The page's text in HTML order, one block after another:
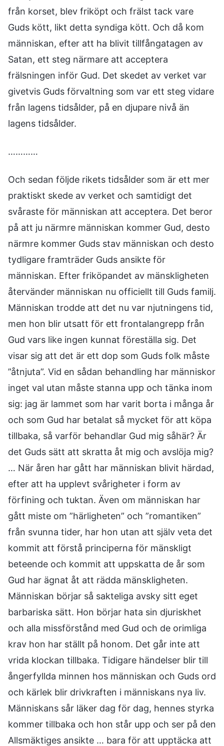
från korset, blev friköpt och frälst tack vare
Guds kött, likt detta syndiga kött. Och då kom
människan, efter att ha blivit tillfångatagen av
Satan, ett steg närmare att acceptera
frälsningen inför Gud. Det skedet av verket var
givetvis Guds förvaltning som var ett steg vidare
från lagens tidsålder, på en djupare nivå än
lagens tidsålder.
…………
Och sedan följde rikets tidsålder som är ett mer
praktiskt skede av verket och samtidigt det
svåraste för människan att acceptera. Det beror
på att ju närmre människan kommer Gud, desto
närmre kommer Guds stav människan och desto
tydligare framträder Guds ansikte för
människan. Efter friköpandet av mänskligheten
återvänder människan nu officiellt till Guds familj.
Människan trodde att det nu var njutningens tid,
men hon blir utsatt för ett frontalangrepp från
Gud vars like ingen kunnat föreställa sig. Det
visar sig att det är ett dop som Guds folk måste
”åtnjuta”. Vid en sådan behandling har människor
inget val utan måste stanna upp och tänka inom
sig: jag är lammet som har varit borta i många år
och som Gud har betalat så mycket för att köpa
tillbaka, så varför behandlar Gud mig såhär? Är
det Guds sätt att skratta åt mig och avslöja mig?
… När åren har gått har människan blivit härdad,
efter att ha upplevt svårigheter i form av
förfining och tuktan. Även om människan har
gått miste om ”härligheten” och ”romantiken”
från svunna tider, har hon utan att själv veta det
kommit att förstå principerna för mänskligt
beteende och kommit att uppskatta de år som
Gud har ägnat åt att rädda mänskligheten.
Människan börjar så sakteliga avsky sitt eget
barbariska sätt. Hon börjar hata sin djuriskhet
och alla missförstånd med Gud och de orimliga
krav hon har ställt på honom. Det går inte att
vrida klockan tillbaka. Tidigare händelser blir till
ångerfyllda minnen hos människan och Guds ord
och kärlek blir drivkraften i människans nya liv.
Människans sår läker dag för dag, hennes styrka
kommer tillbaka och hon står upp och ser på den
Allsmäktiges ansikte … bara för att upptäcka att